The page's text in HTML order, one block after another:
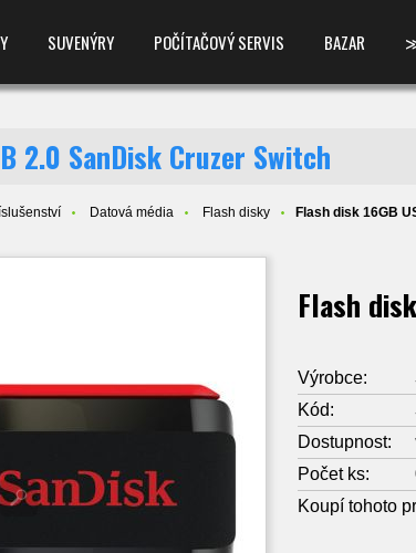
SUVENÝRY POČÍTAČOVÝ SERVIS BAZAR
2.0 SanDisk Cruzer Switch
Datová média Flash disky Flash disk 16GB
Flash
Výrobce:
Kód:
Dostupnost:
Počet ks:
Koupí tohoto